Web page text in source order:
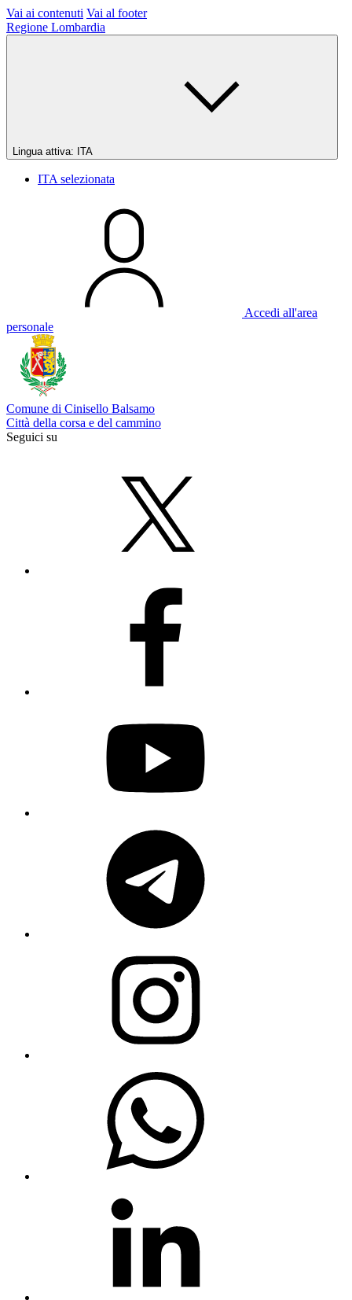
Vai ai contenuti Vai al footer
Regione Lombardia
Lingua attiva: ITA
ITA selezionata
Accedi all'area
personale
Comune di Cinisello Balsamo
Città della corsa e del cammino
Seguici su